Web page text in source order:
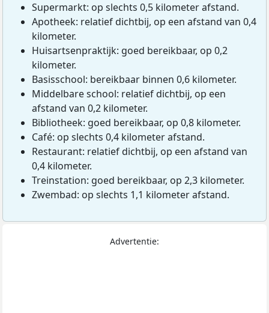
Supermarkt: op slechts 0,5 kilometer afstand.
Apotheek: relatief dichtbij, op een afstand van 0,4
kilometer.
Huisartsenpraktijk: goed bereikbaar, op 0,2
kilometer.
Basisschool: bereikbaar binnen 0,6 kilometer.
Middelbare school: relatief dichtbij, op een
afstand van 0,2 kilometer.
Bibliotheek: goed bereikbaar, op 0,8 kilometer.
Café: op slechts 0,4 kilometer afstand.
Restaurant: relatief dichtbij, op een afstand van
0,4 kilometer.
Treinstation: goed bereikbaar, op 2,3 kilometer.
Zwembad: op slechts 1,1 kilometer afstand.
Advertentie: